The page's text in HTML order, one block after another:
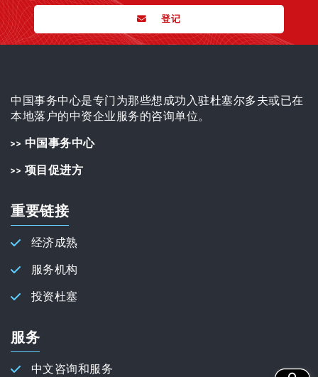
登记
中国事务中心是专门为那些想成功入驻杜塞尔多夫或已在
本地落户的中资企业服务的咨询单位。
>> 中国事务中心
>> 项目促进方
重要链接
经济成熟
服务机构
投资杜塞
服务
中文咨询和服务